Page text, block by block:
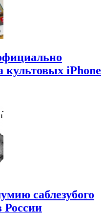
культовых iPhone
саблезубого
России